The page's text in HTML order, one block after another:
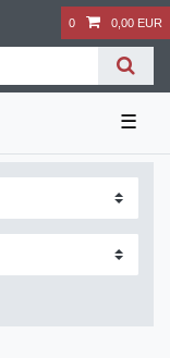
0 0,00 EUR
☰